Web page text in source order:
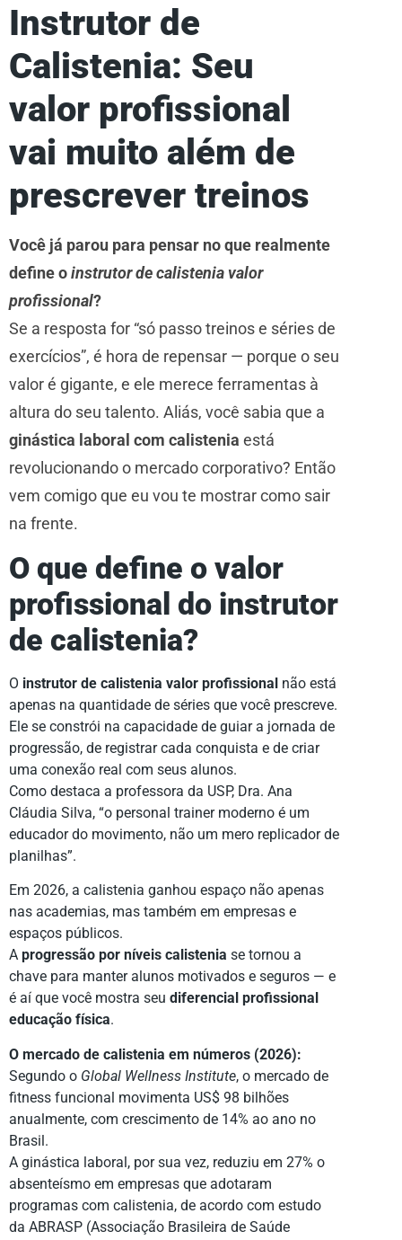
Instrutor de
Calistenia: Seu
valor profissional
vai muito além de
prescrever treinos
Você já parou para pensar no que realmente
define o instrutor de calistenia valor
profissional?
Se a resposta for “só passo treinos e séries de
exercícios”, é hora de repensar — porque o seu
valor é gigante, e ele merece ferramentas à
altura do seu talento. Aliás, você sabia que a
ginástica laboral com calistenia está
revolucionando o mercado corporativo? Então
vem comigo que eu vou te mostrar como sair
na frente.
O que define o valor
profissional do instrutor
de calistenia?
O instrutor de calistenia valor profissional não está
apenas na quantidade de séries que você prescreve.
Ele se constrói na capacidade de guiar a jornada de
progressão, de registrar cada conquista e de criar
uma conexão real com seus alunos.
Como destaca a professora da USP, Dra. Ana
Cláudia Silva, “o personal trainer moderno é um
educador do movimento, não um mero replicador de
planilhas”.
Em 2026, a calistenia ganhou espaço não apenas
nas academias, mas também em empresas e
espaços públicos.
A progressão por níveis calistenia se tornou a
chave para manter alunos motivados e seguros — e
é aí que você mostra seu diferencial profissional
educação física.
O mercado de calistenia em números (2026):
Segundo o Global Wellness Institute, o mercado de
fitness funcional movimenta US$ 98 bilhões
anualmente, com crescimento de 14% ao ano no
Brasil.
A ginástica laboral, por sua vez, reduziu em 27% o
absenteísmo em empresas que adotaram
programas com calistenia, de acordo com estudo
da ABRASP (Associação Brasileira de Saúde